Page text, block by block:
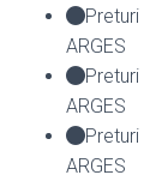
ARGES
ARGES
ARGES